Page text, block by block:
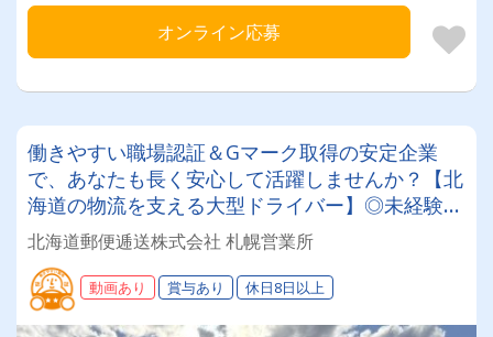
オンライン応募
働きやすい職場認証＆Gマーク取得の安定企業
で、あなたも長く安心して活躍しませんか？【北
海道の物流を支える大型ドライバー】◎未経験歓
迎◎残業月平均8～9時間◎賞与年3回（昨年度実
績：計4.05ヶ月分）◎カゴ台車メイン
北海道郵便逓送株式会社 札幌営業所
動画あり 賞与あり 休日8日以上